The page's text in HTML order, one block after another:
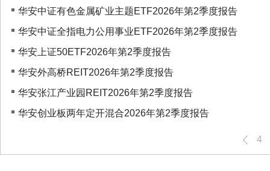
华安中证有色金属矿业主题ETF2026年第2季度报告
华安中证全指电力公用事业ETF2026年第2季度报告
华安上证50ETF2026年第2季度报告
华安外高桥REIT2026年第2季度报告
华安张江产业园REIT2026年第2季度报告
华安创业板两年定开混合2026年第2季度报告
4